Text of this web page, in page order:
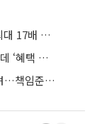
기업미소재단 공급 실적 제각각⋯달성률 최대 17배 차이
가입자 혼선
4대 금융 부동산신탁사, 상반기 희비 엇갈려…책임준공 손실 반영 시점이 갈랐다